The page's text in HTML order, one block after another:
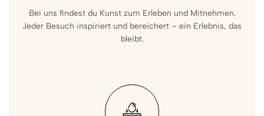
Bei uns findest du Kunst zum Erleben und Mitnehmen.
Jeder Besuch inspiriert und bereichert – ein Erlebnis, das
bleibt.